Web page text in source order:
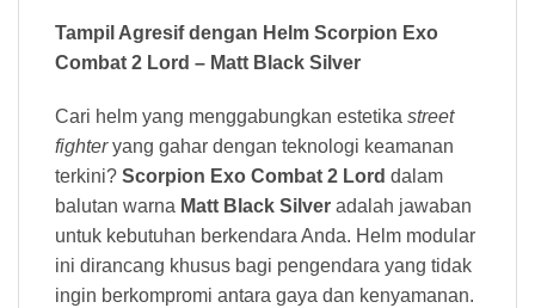
Tampil Agresif dengan Helm Scorpion Exo
Combat 2 Lord – Matt Black Silver
Cari helm yang menggabungkan estetika street
fighteryang gahar dengan teknologi keamanan
terkini? Scorpion Exo Combat 2 Lord dalam
balutan warna Matt Black Silver adalah jawaban
untuk kebutuhan berkendara Anda. Helm modular
ini dirancang khusus bagi pengendara yang tidak
ingin berkompromi antara gaya dan kenyamanan.